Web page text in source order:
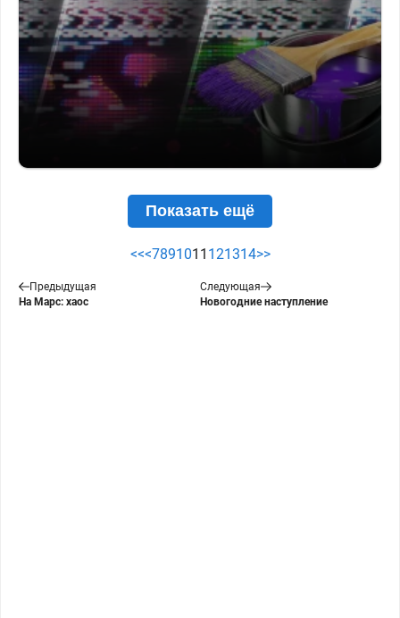
Показать ещё
<<<7891011 121314>>
Предыдущая
На Марс: хаос
Следующая
Новогодние наступление